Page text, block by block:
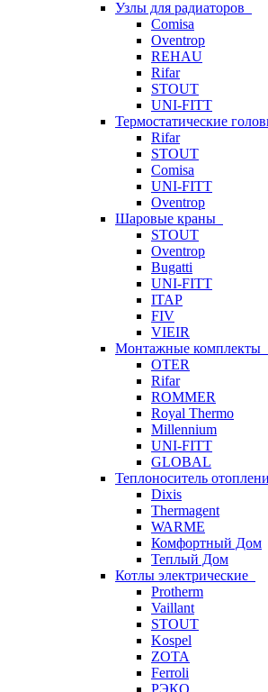
Узлы для радиаторов
Comisa
Oventrop
REHAU
Rifar
STOUT
UNI-FITT
Термостатические
Rifar
STOUT
Comisa
UNI-FITT
Oventrop
Шаровые краны
STOUT
Oventrop
Bugatti
UNI-FITT
ITAP
FIV
VIEIR
Монтажные комплекты
OTER
Rifar
ROMMER
Royal Thermo
Millennium
UNI-FITT
GLOBAL
Теплоноситель
Dixis
Thermagent
WARME
Комфортный Дом
Теплый Дом
Котлы электрические
Protherm
Vaillant
STOUT
Kospel
ZOTA
Ferroli
РЭКО